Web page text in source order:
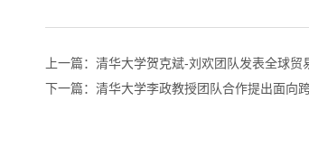
上一篇： 清华大学贺克斌-刘欢团队发表全球
下一篇： 清华大学李政教授团队合作提出面向